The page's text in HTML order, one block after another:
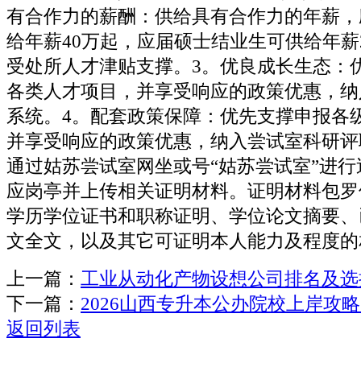
有合作力的薪酬：供给具有合作力的年薪
给年薪40万起，应届硕士结业生可供给年
受处所人才津贴支撑。3。优良成长生态：
各类人才项目，并享受响应的政策优惠，
系统。4。配套政策保障：优先支撑申报各
并享受响应的政策优惠，纳入尝试室科研
通过姑苏尝试室网坐或号“姑苏尝试室”进
应岗亭并上传相关证明材料。证明材料包
学历学位证书和职称证明、学位论文摘要
文全文，以及其它可证明本人能力及程度
上一篇： 工业从动化产物设想公司排名及
下一篇： 2026山西专升本公办院校上岸攻
返回列表